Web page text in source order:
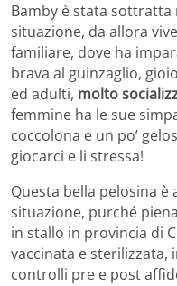
Bamby è stata
situazione, da allora
familiare, dove ha
brava al guinzaglio,
ed adulti, molto
femmine ha le sue
coccolona e un po’
giocarci e li stressa!
Questa bella pelosina
situazione, purché
in stallo in provincia di
vaccinata e
controlli pre e post